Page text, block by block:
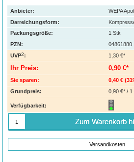
Anbieter:
WEPA
Darreichungsform:
Packungsgröße:
1 Stk
PZN:
04861880
UVP2: 1,30 €*
Ihr Preis: 0,90 €*
Sie sparen: 0,40 € (
Grundpreis:
0,90 €* / 1
Verfügbarkeit:
Zum Warenkorb
Versandkosten